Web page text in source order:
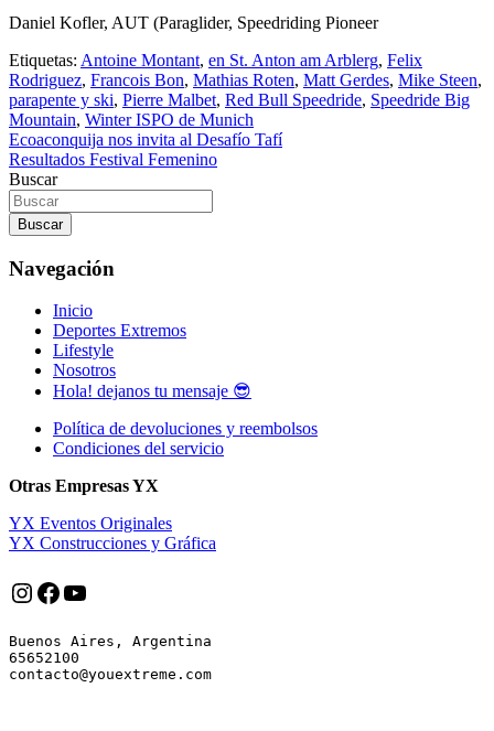
Daniel Kofler, AUT (Paraglider, Speedriding Pioneer
Etiquetas: Antoine Montant, en St. Anton am Arblerg, Felix
Rodriguez, Francois Bon, Mathias Roten, Matt Gerdes, Mike Steen,
parapente y ski, Pierre Malbet, Red Bull Speedride, Speedride Big
Mountain, Winter ISPO de Munich
Navegación
de
entradas
Ecoaconquija nos invita al Desafío Tafí
Resultados Festival Femenino
Buscar
Buscar
Navegación
Inicio
Deportes Extremos
Lifestyle
Nosotros
Hola! dejanos tu mensaje 😎
Política de devoluciones y reembolsos
Condiciones del servicio
Otras Empresas YX
YX Eventos Originales
YX Construcciones y Gráfica
Instagram
Facebook
YouTube
Buenos Aires, Argentina
65652100